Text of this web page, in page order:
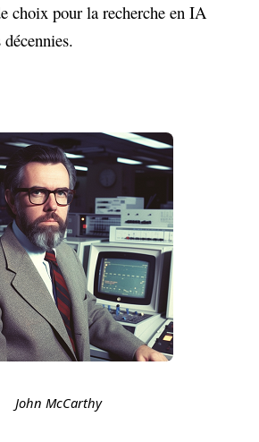
choix pour la recherche en IA
John McCarthy